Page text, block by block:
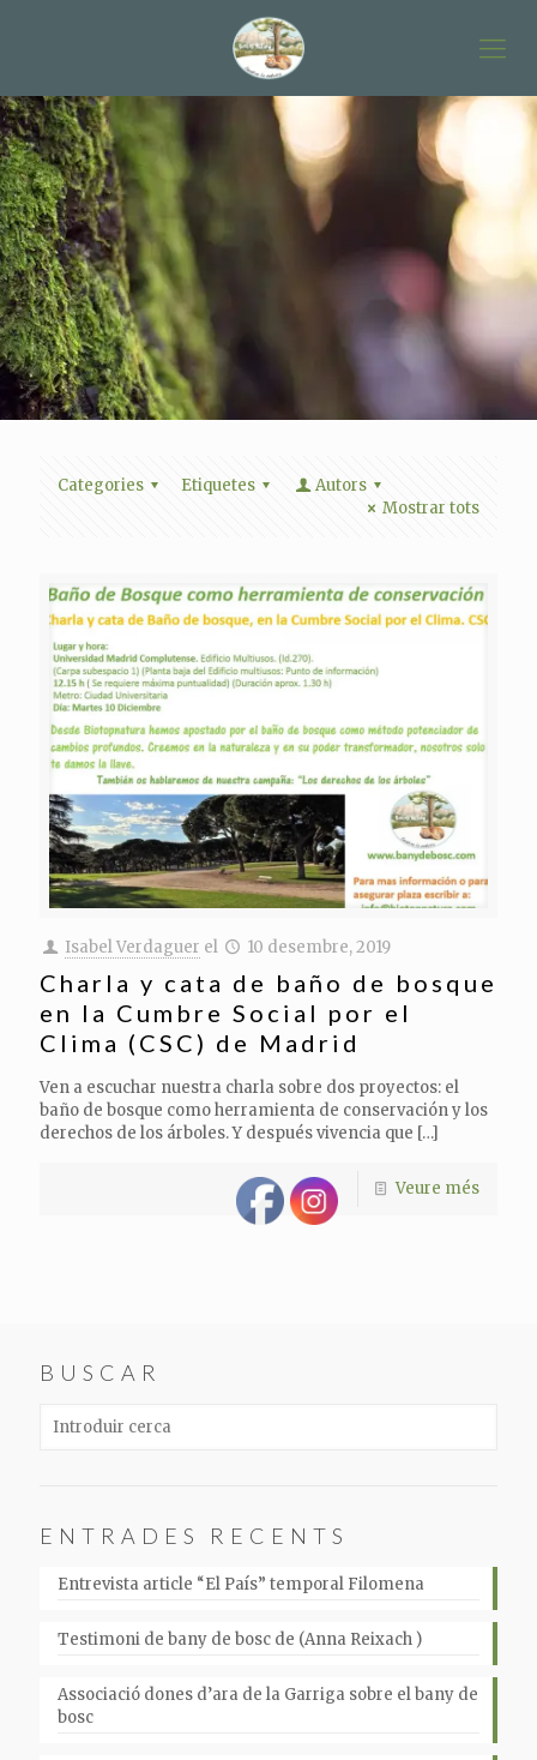
Categories Etiquetes
Autors
Mostrar tots
Isabel Verdaguer el 10 desembre, 2019
Charla y cata de baño de bosque
en la Cumbre Social por el
Clima (CSC) de Madrid
Ven a escuchar nuestra charla sobre dos proyectos: el
baño de bosque como herramienta de conservación y los
derechos de los árboles. Y después vivencia que […]
Veure més
BUSCAR
ENTRADES RECENTS
Entrevista article “El País” temporal Filomena
Testimoni de bany de bosc de (Anna Reixach )
Associació dones d’ara de la Garriga sobre el bany de
bosc